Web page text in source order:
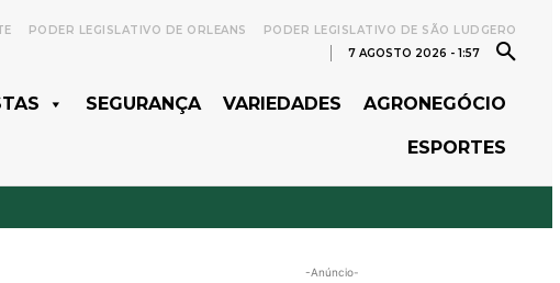
PODER LEGISLATIVO DE ORLEANS
PODER LEGISLATIVO DE SÃO LUDGERO
7 AGOSTO 2026 - 1:57
SEGURANÇA VARIEDADES AGRONEGÓCIO
ESPORTES
-Anúncio-